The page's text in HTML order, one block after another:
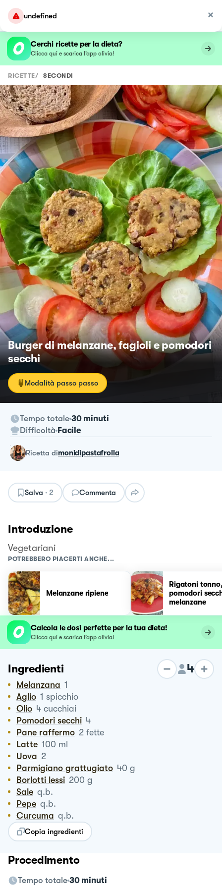
undefined
Cerchi ricette per la dieta?
Clicca qui e scarica l’app olivia!
RICETTE/ SECONDI
Burger di melanzane, fagioli e pomodori
secchi
Modalità passo passo
Tempo totale 30 minuti
Difficoltà Facile
ricetta dimonidipastafrolla
Salva · 2 Commenta
Introduzione
Vegetariani
POTREBBERO PIACERTI ANCHE...
Melanzane ripiene
Rigatoni
pomodori
melanzane
Calcola le dosi perfette per la tua dieta!
Clicca qui e scarica l’app olivia!
Ingredienti 4
Melanzana 1
Aglio 1 spicchio
Olio 4 cucchiai
Pomodori secchi 4
Pane raffermo 2 fette
Latte 100 ml
Uova 2
Parmigiano grattugiato 40 g
Borlotti lessi 200 g
Sale q.b.
Pepe q.b.
Curcuma q.b.
Copia ingredienti
Procedimento
Tempo totale 30 minuti